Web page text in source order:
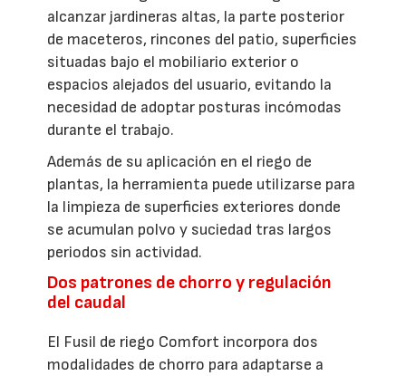
alcanzar jardineras altas, la parte posterior
de maceteros, rincones del patio, superficies
situadas bajo el mobiliario exterior o
espacios alejados del usuario, evitando la
necesidad de adoptar posturas incómodas
durante el trabajo.
Además de su aplicación en el riego de
plantas, la herramienta puede utilizarse para
la limpieza de superficies exteriores donde
se acumulan polvo y suciedad tras largos
periodos sin actividad.
Dos patrones de chorro y regulación
del caudal
El Fusil de riego Comfort incorpora dos
modalidades de chorro para adaptarse a